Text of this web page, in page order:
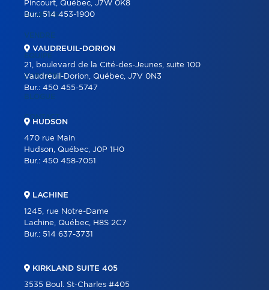
ACHETER
VENDRE
ÉQUIPE
CARRIÈRE
BLOGUE
CONTACT
Pincourt, Québec, J7W 0K8
Bur.:514 453-1900
VAUDREUIL-DORION
21, boulevard de la Cité-des-Jeunes, suite 100
Vaudreuil-Dorion, Québec, J7V 0N3
Bur.: 450 455-5747
HUDSON
470 rue Main
Hudson, Québec, J0P 1H0
Bur.: 450 458-7051
LACHINE
1245, rue Notre-Dame
Lachine, Québec, H8S 2C7
Bur.: 514 637-3731
KIRKLAND SUITE 405
3535 Boul. St-Charles #405